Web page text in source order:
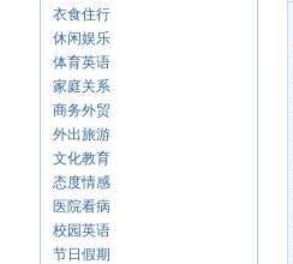
衣食住行
休闲娱乐
体育英语
家庭关系
商务外贸
外出旅游
文化教育
态度情感
医院看病
校园英语
节日假期